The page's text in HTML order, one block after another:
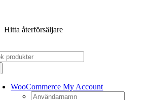
innehållet
Hitta återförsäljare
WooCommerce My Account
Username: